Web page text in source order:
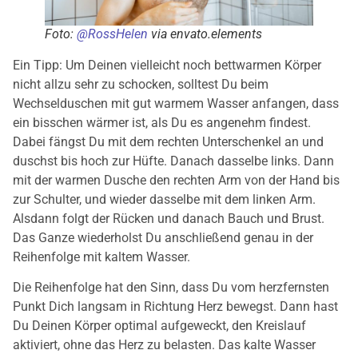
Foto: @RossHelen via envato.elements
Ein Tipp: Um Deinen vielleicht noch bettwarmen Körper
nicht allzu sehr zu schocken, solltest Du beim
Wechselduschen mit gut warmem Wasser anfangen, dass
ein bisschen wärmer ist, als Du es angenehm findest.
Dabei fängst Du mit dem rechten Unterschenkel an und
duschst bis hoch zur Hüfte. Danach dasselbe links. Dann
mit der warmen Dusche den rechten Arm von der Hand bis
zur Schulter, und wieder dasselbe mit dem linken Arm.
Alsdann folgt der Rücken und danach Bauch und Brust.
Das Ganze wiederholst Du anschließend genau in der
Reihenfolge mit kaltem Wasser.
Die Reihenfolge hat den Sinn, dass Du vom herzfernsten
Punkt Dich langsam in Richtung Herz bewegst. Dann hast
Du Deinen Körper optimal aufgeweckt, den Kreislauf
aktiviert, ohne das Herz zu belasten. Das kalte Wasser